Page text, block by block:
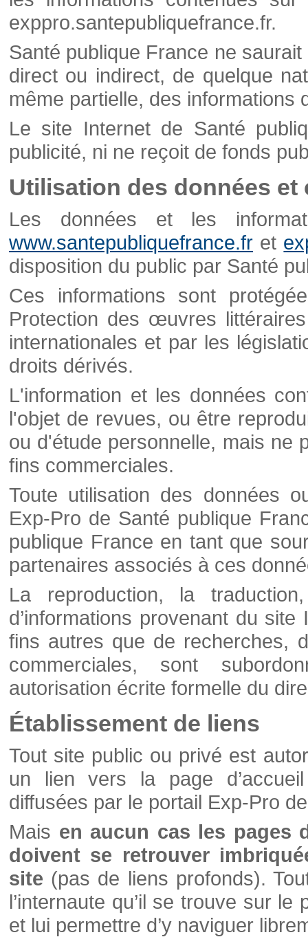
exppro.santepubliquefrance.fr.
Santé publique France ne
direct ou indirect, de quelque
même partielle, des informations
Le site Internet de Santé
publicité, ni ne reçoit de fonds
Utilisation des données et
Les données et les
www.santepubliquefrance.fr et
disposition du public par Santé
Ces informations sont
Protection des œuvres
internationales et par les
droits dérivés.
L'information et les données
l'objet de revues, ou être
ou d'étude personnelle, mais ne
fins commerciales.
Toute utilisation des données
Exp-Pro de Santé publique
publique France en tant que
partenaires associés à ces
La reproduction, la
d’informations provenant du
fins autres que de recherches,
commerciales, sont
autorisation écrite formelle du
Établissement de liens
Tout site public ou privé est
un lien vers la page
diffusées par le portail Exp-Pro
Mais en aucun cas les pages
doivent se retrouver
site (pas de liens profonds).
l’internaute qu’il se trouve sur
et lui permettre d’y naviguer